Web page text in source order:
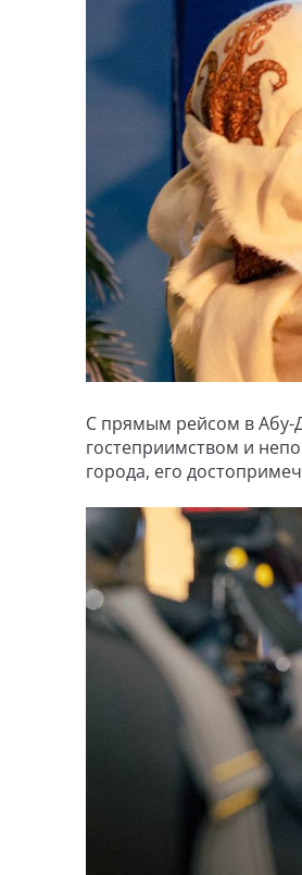
С прямым рейсом в Абу-
гостеприимством и
города, его